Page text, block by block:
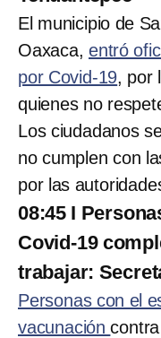
El municipio de
Oaxaca,entró
por Covid-19, por
quienes no
Los ciudadanos
no cumplen con
por las
08:45 I
Covid-19
trabajar:
Personas con el
vacunación